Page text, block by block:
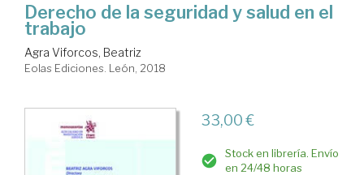
Derecho de la seguridad y salud en el
trabajo
Agra Viforcos, Beatriz
Eolas Ediciones. León, 2018
33,00 €
Stock en librería. Envío
en 24/48 horas